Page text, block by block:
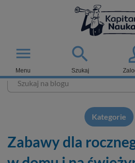

Szukaj
menu
Menu
Kategorie
Zabawy dla